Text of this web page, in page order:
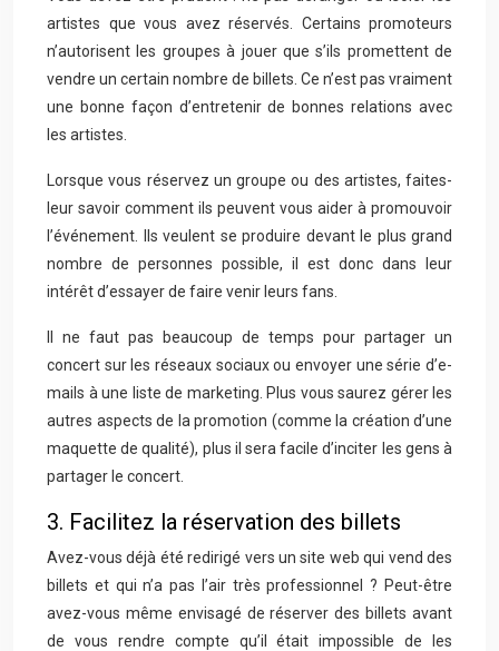
artistes que vous avez réservés. Certains promoteurs
n’autorisent les groupes à jouer que s’ils promettent de
vendre un certain nombre de billets. Ce n’est pas vraiment
une bonne façon d’entretenir de bonnes relations avec
les artistes.
Lorsque vous réservez un groupe ou des artistes, faites-
leur savoir comment ils peuvent vous aider à promouvoir
l’événement. Ils veulent se produire devant le plus grand
nombre de personnes possible, il est donc dans leur
intérêt d’essayer de faire venir leurs fans.
Il ne faut pas beaucoup de temps pour partager un
concert sur les réseaux sociaux ou envoyer une série d’e-
mails à une liste de marketing. Plus vous saurez gérer les
autres aspects de la promotion (comme la création d’une
maquette de qualité), plus il sera facile d’inciter les gens à
partager le concert.
3. Facilitez la réservation des billets
Avez-vous déjà été redirigé vers un site web qui vend des
billets et qui n’a pas l’air très professionnel ? Peut-être
avez-vous même envisagé de réserver des billets avant
de vous rendre compte qu’il était impossible de les